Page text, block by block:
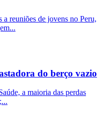
a reuniões de jovens no Peru,
do berço vazio
a maioria das perdas